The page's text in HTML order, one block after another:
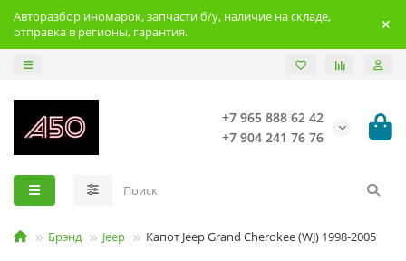
Авторазбор иномарок, запчасти б/у, наличие на складе,
отправка в регионы, гарантия.
+7 965 888 62 42
+7 904 241 76 76
Брэнд Jeep Капот Jeep Grand Cherokee (WJ) 1998-2005